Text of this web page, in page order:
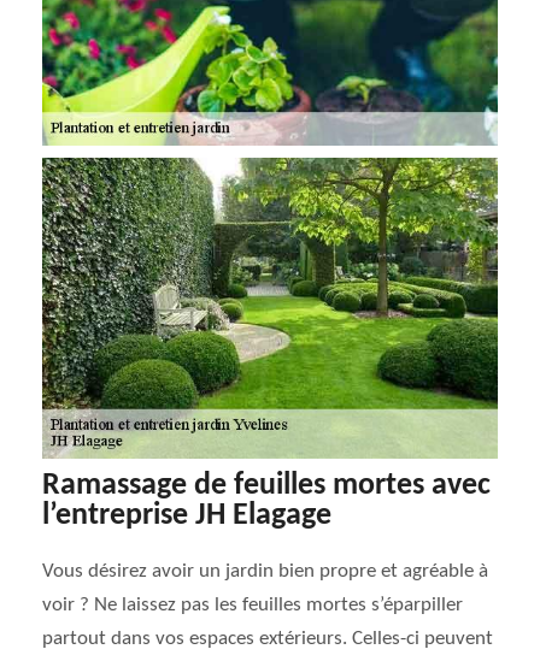
Ramassage de feuilles mortes avec
l’entreprise JH Elagage
Vous désirez avoir un jardin bien propre et agréable à
voir ? Ne laissez pas les feuilles mortes s’éparpiller
partout dans vos espaces extérieurs. Celles-ci peuvent